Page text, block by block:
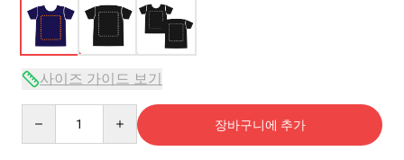
사이즈 가이드 보기
장바구니에 추가